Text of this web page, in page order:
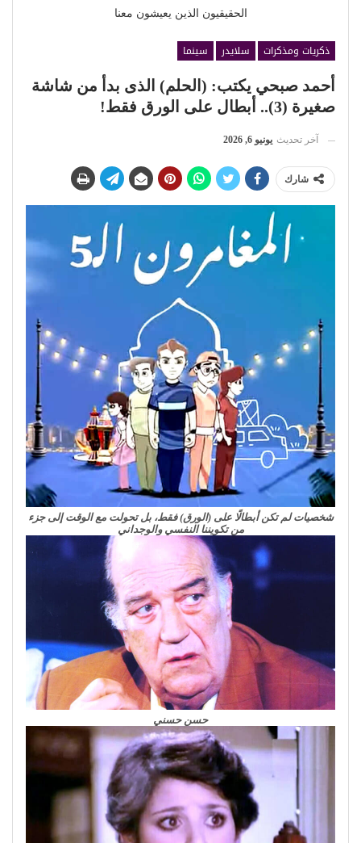
الحقيقيون الذين يعيشون معنا
ذكريات ومذكرات سلايدر
سينما
أحمد صبحي يكتب: (الحلم) الذى بدأ من شاشة
صغيرة (3).. أبطال على الورق فقط!
آخر تحديث يونيو 6, 2026
شارك
شخصيات لم تكن أبطالًا على (الورق) فقط، بل تحولت مع الوقت إلى جزء
من تكويننا النفسي والوجداني
حسن حسني